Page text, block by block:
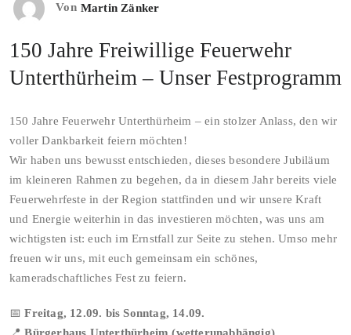
Von Martin Zänker
150 Jahre Freiwillige Feuerwehr
Unterthürheim – Unser Festprogramm
150 Jahre Feuerwehr Unterthürheim – ein stolzer Anlass, den wir
voller Dankbarkeit feiern möchten!
Wir haben uns bewusst entschieden, dieses besondere Jubiläum
im kleineren Rahmen zu begehen, da in diesem Jahr bereits viele
Feuerwehrfeste in der Region stattfinden und wir unsere Kraft
und Energie weiterhin in das investieren möchten, was uns am
wichtigsten ist: euch im Ernstfall zur Seite zu stehen. Umso mehr
freuen wir uns, mit euch gemeinsam ein schönes,
kameradschaftliches Fest zu feiern.
📅Freitag, 12.09. bis Sonntag, 14.09.